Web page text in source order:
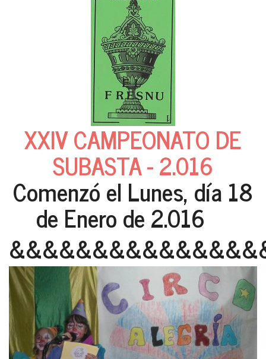
XXIV CAMPEONATO DE
SUBASTA - 2.016
Comenzó el Lunes, día 18
de Enero de 2.016